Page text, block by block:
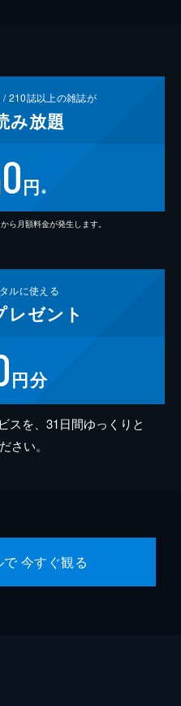
/210誌以上の雑誌が
み放題
0円 ※
ら月額料金が発生します。
ルに使える
レゼント
円分
スを、31日間ゆっくりと
さい。
今すぐ観る